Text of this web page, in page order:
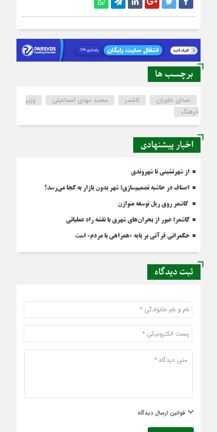
برچسب ها
صدای خاوران کاشمر محمد مهدی اسماعیلی
وزیر
فرهنگ
اخبار پیشنهادی
از شهرنشینی تا شهروندی
اصناف در حاشیه تصمیم‌سازی؛ شهر بدون بازار به کجا می‌رسد؟
کاشمر روی ریل توسعه متوازن
کاشمر؛ عبور از بحران‌های شهری با نقشه راه عملیاتی
حکمرانی قرآنی بر پایه «همراهی با مردم» است
ثبت دیدگاه
قوانین ارسال دیدگاه